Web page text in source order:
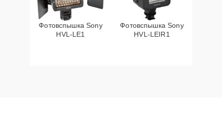
Фотовспышка Sony
HVL-LE1
Фотовспышка Sony
HVL-LEIR1